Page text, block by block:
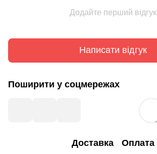
Додайте перший відгук
Написати відгук
Поширити у соцмережах
Доставка Оплата